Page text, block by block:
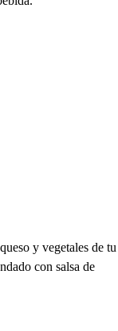
y vegetales de tu
con salsa de